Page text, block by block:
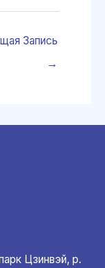
Запись
→
Цзинвэй, р.